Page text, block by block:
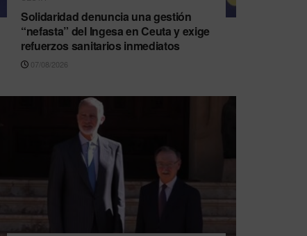
Solidaridad denuncia una gestión
“nefasta” del Ingesa en Ceuta y exige
refuerzos sanitarios inmediatos
07/08/2026